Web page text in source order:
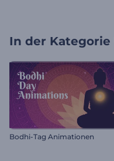
In der Kategorie
Bodhi-Tag Animationen